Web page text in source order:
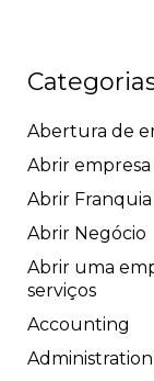
Abertura de
Abrir empresa
Abrir Franquia
Abrir Negócio
Abrir uma
serviços
Accounting
Administration